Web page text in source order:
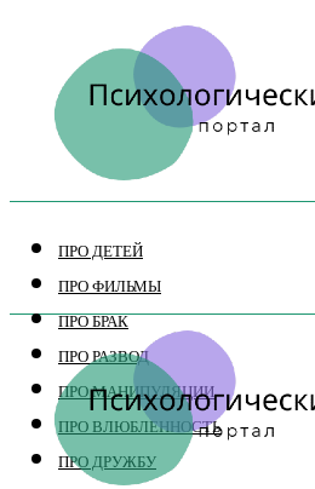
ПРО ДЕТЕЙ
ПРО ФИЛЬМЫ
ПРО БРАК
ПРО РАЗВОД
ПРО МАНИПУЛЯЦИИ
ПРО ВЛЮБЛЕННОСТЬ
ПРО ДРУЖБУ